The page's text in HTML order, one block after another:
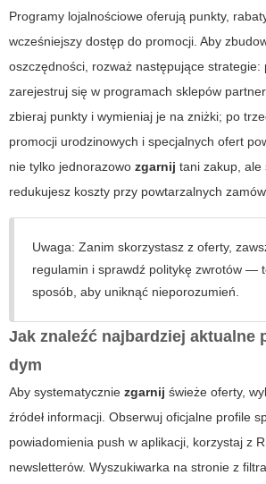
Programy lojalnościowe oferują punkty,
wcześniejszy dostęp do promocji. Aby
oszczędności, rozważ następujące strategie:
zarejestruj się w programach sklepów
zbieraj punkty i wymieniaj je na zniżki; po
promocji urodzinowych i specjalnych ofert
nie tylko jednorazowo zgarnij tani zakup, ale
redukujesz koszty przy powtarzalnych
Uwaga: Zanim skorzystasz z oferty,
regulamin i sprawdź politykę zwrotów —
sposób, aby uniknąć nieporozumień.
Jak znaleźć najbardziej aktualne
dym
Aby systematycznie zgarnij świeże oferty,
źródeł informacji. Obserwuj oficjalne profile
powiadomienia push w aplikacji, korzystaj z
newsletterów. Wyszukiwarka na stronie z